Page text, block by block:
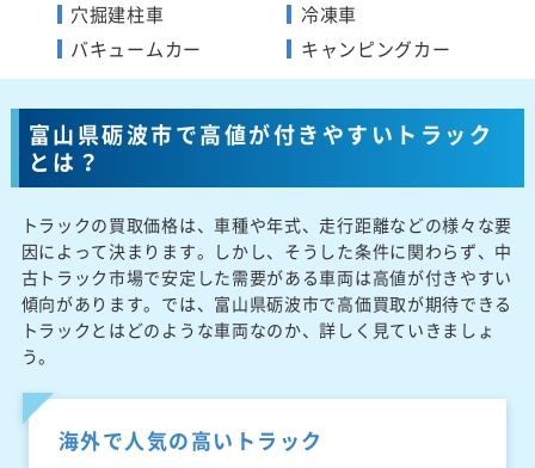
穴掘建柱車
バキュームカー
冷凍車
キャンピングカー
富山県砺波市で高値が付きやすいトラック
とは？
トラックの買取価格は、車種や年式、走行距離などの様々な要
因によって決まります。しかし、そうした条件に関わらず、中
古トラック市場で安定した需要がある車両は高値が付きやすい
傾向があります。では、富山県砺波市で高価買取が期待できる
トラックとはどのような車両なのか、詳しく見ていきましょ
う。
海外で人気の高いトラック